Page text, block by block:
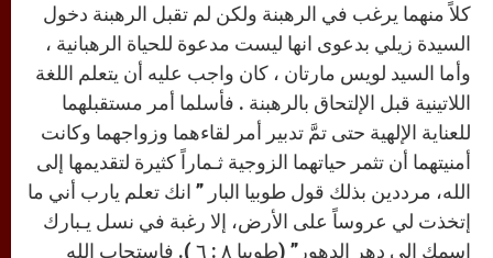
كلاً منهما يرغب في الرهبنة ولكن لم تقبل الرهبنة دخول
السيدة زيلي بدعوى انها ليست مدعوة للحياة الرهبانية ،
وأما السيد لويس مارتان ، كان واجب عليه أن يتعلم اللغة
اللاتينية قبل الإلتحاق بالرهبنة . فأسلما أمر مستقبلهما
للعناية الإلهية حتى تمَّ تدبير أمر لقاءهما وزواجهما وكانت
أمنيتهما أن تثمر حياتهما الزوجية ثـماراً كثيرة لتقديمها إلى
الله، مرددين بذلك قول طوبيا البار ” انك تعلم يارب أني ما
إتخذت لي عروساً على الأرض، إلا رغبة في نسل يـبارك
اسمك إلى دهر الدهور” (طوبيا ٨ : ٦ ). فاستجاب الله